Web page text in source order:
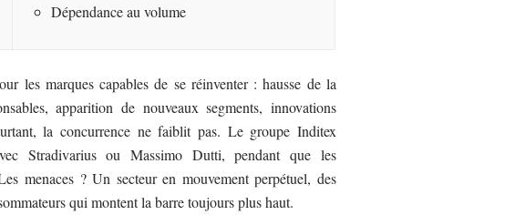
Dépendance au volume
les marques capables de se réinventer : hausse de la
apparition de nouveaux segments, innovations
la concurrence ne faiblit pas. Le groupe Inditex
Stradivarius ou Massimo Dutti, pendant que les
menaces ? Un secteur en mouvement perpétuel, des
qui montent la barre toujours plus haut.